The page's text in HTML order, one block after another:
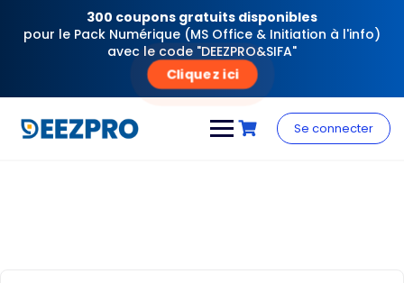
300 coupons gratuits disponibles
pour le Pack Numérique (MS Office & Initiation à l'info)
avec le code "DEEZPRO&SIFA"
Cliquez ici
content
Se connecter